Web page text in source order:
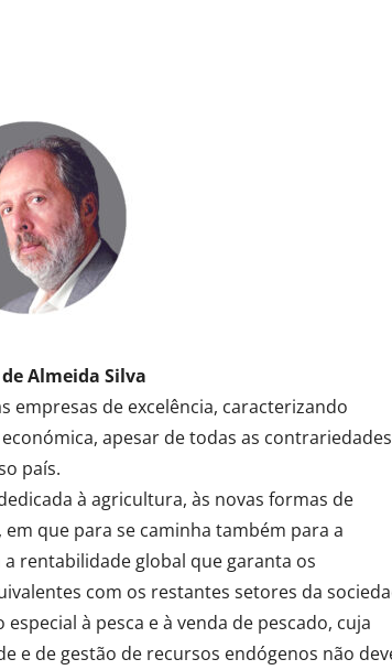
de Almeida Silva
empresas de excelência, caracterizando
apesar de todas as contrariedades
país.
à agricultura, às novas formas de
que para se caminha também para a
rentabilidade global que garanta os
com os restantes setores da
à pesca e à venda de pescado, cuja
e de gestão de recursos endógenos não